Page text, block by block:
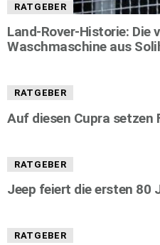
RATGEBER
Land-Rover-Historie: Die
Waschmaschine aus
RATGEBER
Auf diesen Cupra setzen
RATGEBER
Jeep feiert die ersten 80
RATGEBER